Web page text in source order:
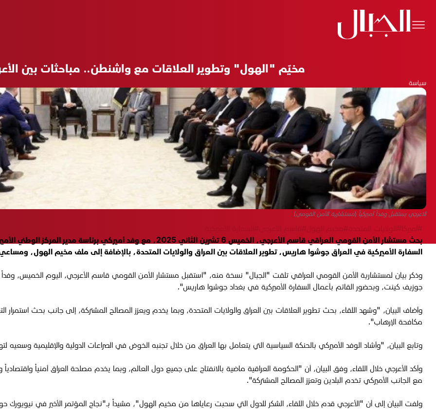
مخيّم "الهول" وتطوير العلاقات مع واشنطن.. مباحثات بين
سياسة
الاعرجي يستقبل وفداً أميركياً (مستشارية الأمن القومي)
#أميركا#الولايات المتحدة#مخيم الهول#قاسم الأعرجي
بحث مستشار الأمن القومي العراقي قاسم الأعرجي، الخميس 6 تشرين الثاني 2025،
السفارة الأميركية في العراق جوشوا هاريس، تطوير العلاقات بين العراق والولايات المتحدة، بالإضافة إلى ملف مخيم الهول،
وذكر بيان لمستشارية الأمن القومي العراقي تلقت "الجبال" نسخة منه، "استقبل مستشار الأمن القومي قاسم الأعرجي، اليوم الخميس، وفداً
جوزيف كينت، وبحضور القائم بأعمال السفارة الأميركية في بغداد جوشوا هاريس".
وأضاف البيان، "وشهد اللقاء، بحث تطوير العلاقات بين العراق والولايات المتحدة، وبما يخدم ويعزز المصالح المشتركة، إلى جانب بحث استمرار
مكافحة الإرهاب".
وتابع البيان، "وأشاد الوفد الأميركي بالحنكة السياسية التي يتعامل بها العراق من خلال تجنبه الخوض في الصراعات الدولية والإقليمية وسعيه
وأكد الأعرجي خلال اللقاء، وفق البيان، أن "الحكومة العراقية ماضية بالانفتاح على جميع دول العالم، وبما يخدم مصلحة العراق أمنياً
مع الجانب الأميركي تخدم البلدين وتعزز المصالح المشتركة".
ولفت البيان إلى أن "الأعرجي قدم خلال اللقاء، الشكر للدول التي سحبت رعاياها من مخيم الهول"، مشيداً بـ"نجاح المؤتمر الأخير في نيويورك